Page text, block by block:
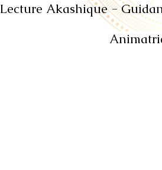
Lecture Akashique -